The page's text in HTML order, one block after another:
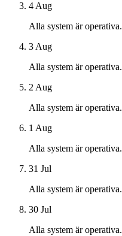
4 Aug
Alla system är operativa.
3 Aug
Alla system är operativa.
2 Aug
Alla system är operativa.
1 Aug
Alla system är operativa.
31 Jul
Alla system är operativa.
30 Jul
Alla system är operativa.